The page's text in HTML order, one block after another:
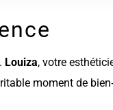
Louiza, votre
moment de